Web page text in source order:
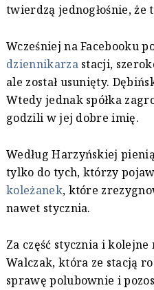
twierdzą jednogłośnie,
Wcześniej na Facebooku
dziennikarzastacji,
ale został usunięty.
Wtedy jednak spółka
godzili w jej dobre imię.
Według Harzyńskiej
tylko do tych, którzy
koleżanek, które
nawet stycznia.
Za część stycznia i
Walczak, która ze stacją
sprawę polubownie i